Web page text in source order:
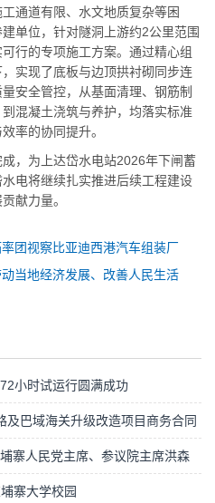
通道有限、水文地质复杂等困
单位，针对隧洞上游约2公里范围
行的专项施工方案。通过精心组
实现了底板与边顶拱衬砌同步连
安全管控，从基面清理、钢筋制
混凝土浇筑与养护，均落实标准
率的协同提升。
，为上达岱水电站2026年下闸蓄
电将继续扎实推进后续工程建设
献力量。
团视察比亚迪西港汽车组装厂
当地经济发展、改善人民生活
小时试运行圆满成功
及巴域海关升级改造项目商务合同
寨人民党主席、参议院主席洪森
寨大学校园